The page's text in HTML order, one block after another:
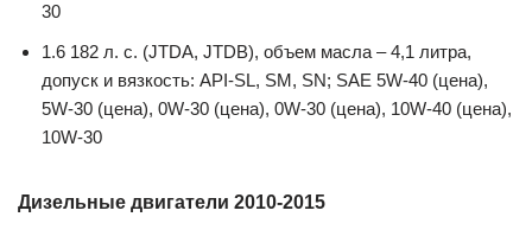
30
1.6 182 л. с. (JTDA, JTDB), объем масла – 4,1 литра,
допуск и вязкость: API-SL, SM, SN; SAE 5W-40 (цена),
5W-30 (цена), 0W-30 (цена), 0W-30 (цена), 10W-40 (цена),
10W-30
Дизельные двигатели 2010-2015